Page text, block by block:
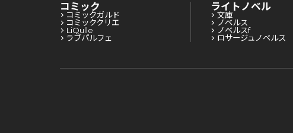
コミック
コミックガルド
コミッククリエ
LiQulle
ラブパルフェ
ライトノベル
文庫
ノベルス
ノベルスf
ロサージュノベルス